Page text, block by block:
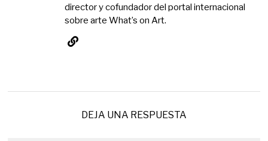
director y cofundador del portal internacional
sobre arte What’s on Art.
DEJA UNA RESPUESTA